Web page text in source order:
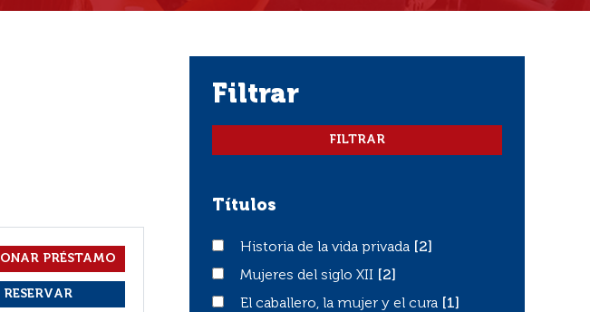
filtrar
Títulos
Historia de la vida privada
Historia de la vida privada
[2]
Mujeres del siglo XII
Mujeres del siglo XII
[2]
El caballero, la mujer y el cura
El caballero, la mujer y el cura
[1]